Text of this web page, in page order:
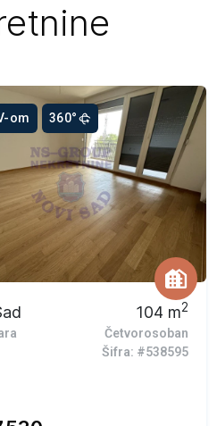
om 360°
104 m2
Četvorosoban
Šifra: #538595